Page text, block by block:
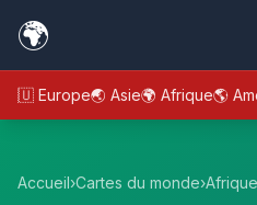
🌍
🇪🇺 Europe🌏 Asie🌍 Afrique🌎
Accueil›Cartes du monde›Afrique